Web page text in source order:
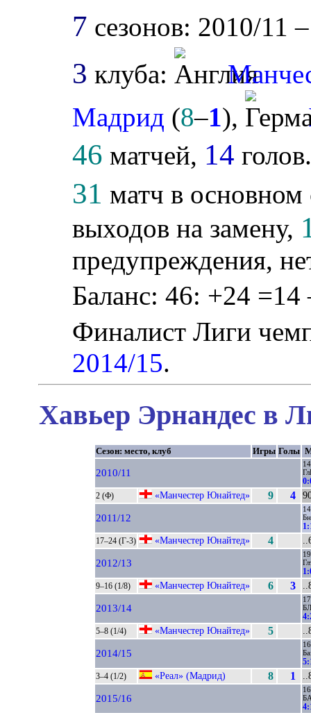
7 сезонов: 2010/11
3 клуба:
Мадрид (8–1),
46 матчей, 14
31 матч в основном
выходов на замену,
предупреждения,
Баланс: 46: +24 =14
Финалист Лиги
2014/15.
Хавьер Эрнандес в
Сезон: место, клуб Игры Голы
2010/11
2 (Ф) «Манчестер Юнайтед» 9 4
2011/12
17–24 (Г-3) «Манчестер Юнайтед» 4
2012/13
9–16 (1/8) «Манчестер Юнайтед» 6 3
2013/14
5–8 (1/4) «Манчестер Юнайтед» 5
2014/15
3–4 (1/2) «Реал» (Мадрид) 8 1
2015/16